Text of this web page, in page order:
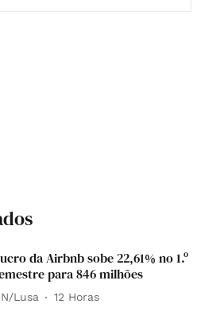
da Airbnb sobe 22,61% no 1.º
para 846 milhões
Lusa 12 Horas